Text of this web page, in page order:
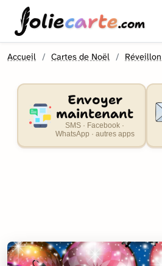
oliecarte.com
Accueil Cartes de Noël Réveillon
Envoyer
maintenant
SMS · Facebook ·
WhatsApp · autres apps